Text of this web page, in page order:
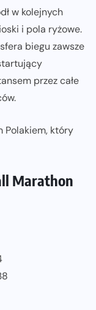
w kolejnych
i pola ryżowe.
biegu zawsze
przez całe
Polakiem, który
Marathon